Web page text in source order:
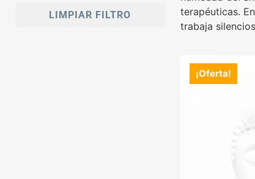
LIMPIAR FILTRO
terapéuticas.
trabaja
¡Oferta!